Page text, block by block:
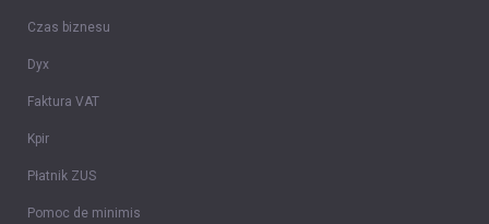
Czas biznesu
Dyx
Faktura VAT
Kpir
Płatnik ZUS
Pomoc de minimis